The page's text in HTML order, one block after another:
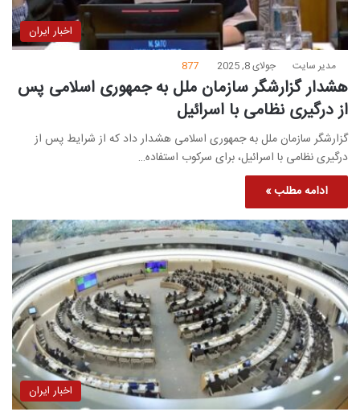
اخبار ایران
مدیر سایت جولای 8, 2025 877
هشدار گزارشگر سازمان ملل به جمهوری اسلامی پس
از درگیری نظامی با اسرائیل
گزارشگر سازمان ملل به جمهوری اسلامی هشدار داد که از شرایط پس از
درگیری نظامی با اسرائیل، برای سرکوب استفاده…
ادامه مطلب »
اخبار ایران